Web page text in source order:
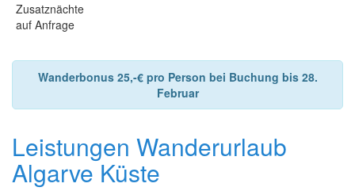
Zusatznächte
auf Anfrage
Wanderbonus 25,-€ pro Person bei Buchung bis 28.
Februar
Leistungen Wanderurlaub
Algarve Küste